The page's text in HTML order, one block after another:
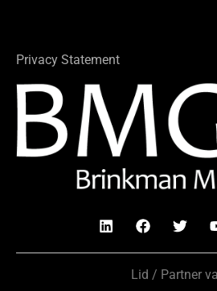
Privacy Statement
Lid / Partner